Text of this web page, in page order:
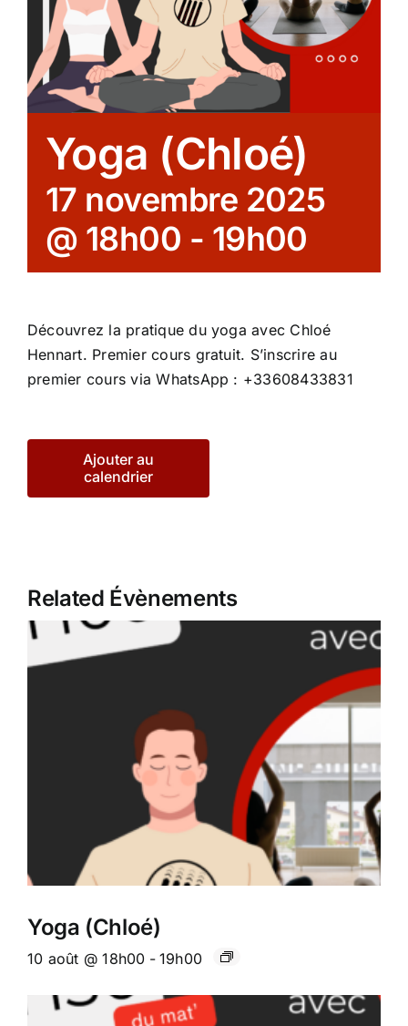
Yoga (Chloé)
17 novembre 2025
@ 18h00 - 19h00
Découvrez la pratique du yoga avec Chloé
Hennart. Premier cours gratuit. S’inscrire au
premier cours via WhatsApp : +33608433831
Ajouter au
calendrier
Related Évènements
Yoga (Chloé)
10 août @ 18h00 - 19h00